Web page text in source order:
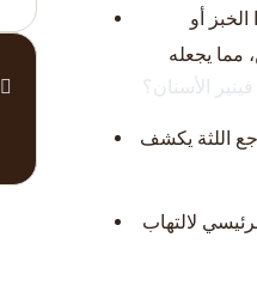
أو
مما يجعله
اللثة يكشف
لالتهاب
الأسنان؟